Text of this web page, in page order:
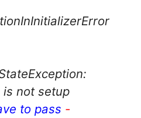
not setup
to pass -